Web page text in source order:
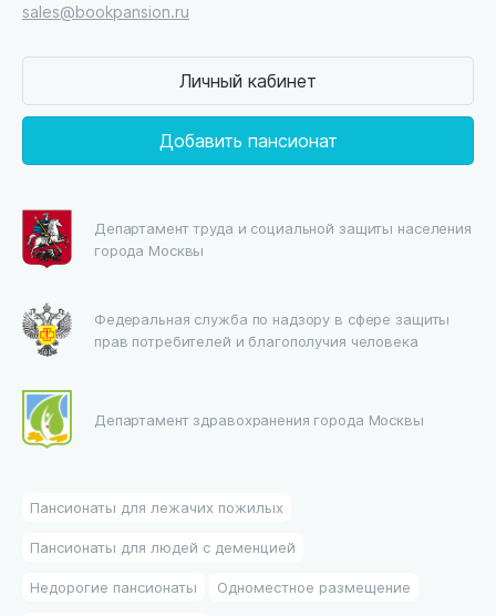
sales@bookpansion.ru
Личный кабинет
Добавить пансионат
Департамент труда и социальной защиты населения
города Москвы
Федеральная служба по надзору в сфере защиты
прав потребителей и благополучия человека
Департамент здравохранения города Москвы
Пансионаты для лежачих пожилых
Пансионаты для людей с деменцией
Недорогие пансионаты Одноместное размещение